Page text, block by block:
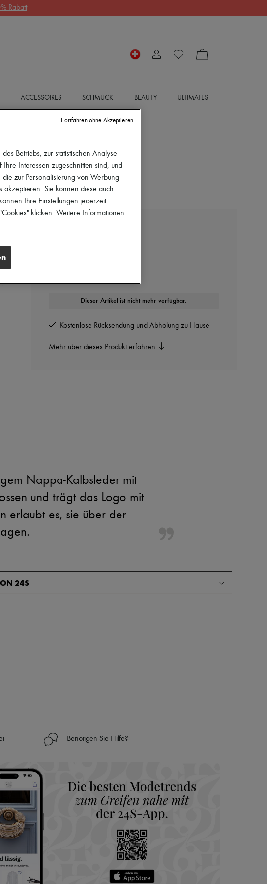
Rabatt
ACCESSOIRES SCHMUCK BEAUTY ULTIMATES
Dieser Artikel ist nicht mehr verfügbar.
Kostenlose Rücksendung und Abholung zu Hause
Mehr über dieses Produkt erfahren
Nappa-Kalbsleder mit
und trägt das Logo mit
erlaubt es, sie über der
24S
Benötigen Sie Hilfe?
Betriebs, zur statistischen Analyse
Interessen zugeschnitten sind, und
zur Personalisierung von Werbung
Sie können diese auch
Ihre Einstellungen jederzeit
klicken. Weitere Informationen
Fortfahren ohne Akzeptieren